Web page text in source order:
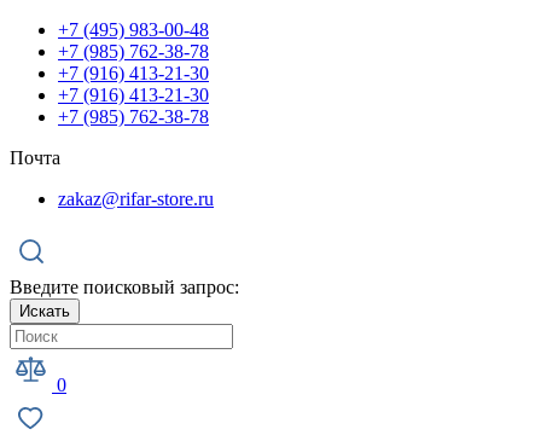
+7 (495) 983-00-48
+7 (985) 762-38-78
+7 (916) 413-21-30
+7 (916) 413-21-30
+7 (985) 762-38-78
Почта
zakaz@rifar-store.ru
Введите поисковый запрос:
Искать
0